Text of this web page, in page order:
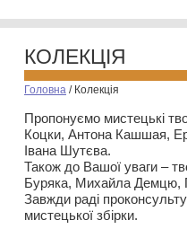
КОЛЕКЦІЯ
Головна / Колекція
Пропонуємо мистецькі
Коцки, Антона Кашшая,
Івана Шутєва.
Також до Вашої уваги –
Буряка, Михайла Демцю,
Завжди раді
мистецької збірки.